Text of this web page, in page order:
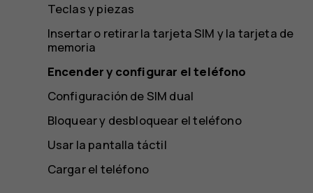
Teclas y piezas
Insertar o retirar la tarjeta SIM y la tarjeta de
memoria
Encender y configurar el teléfono
Configuración de SIM dual
Bloquear y desbloquear el teléfono
Usar la pantalla táctil
Cargar el teléfono